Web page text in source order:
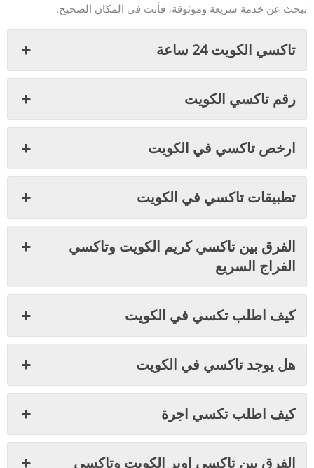
تبحث عن خدمة سريعة وموثوقة، فأنت في المكان الصحيح.
تاكسي الكويت 24 ساعة
رقم تاكسي الكويت
ارخص تاكسي في الكويت
تطبيقات تاكسي في الكويت
الفرق بين تاكسي كريم الكويت وتاكسي
الفراج السريع
كيف اطلب تكسي في الكويت
هل يوجد تاكسي في الكويت
كيف اطلب تكسي اجرة
الفرق بين تاكسي اوبر الكويت وتاكسي